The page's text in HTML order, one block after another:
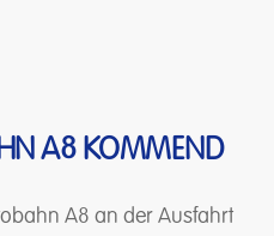
A8 KOMMEND
A8 an der Ausfahrt